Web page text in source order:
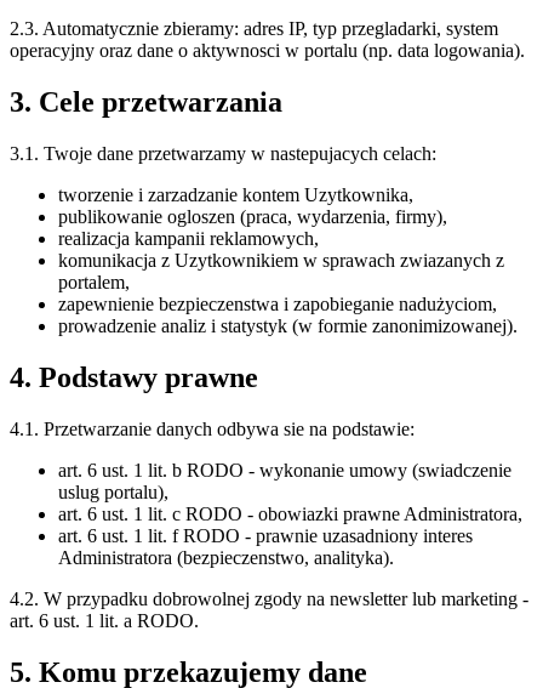
2.3. Automatycznie zbieramy: adres IP, typ przegladarki, system
operacyjny oraz dane o aktywnosci w portalu (np. data logowania).
3. Cele przetwarzania
3.1. Twoje dane przetwarzamy w nastepujacych celach:
tworzenie i zarzadzanie kontem Uzytkownika,
publikowanie ogloszen (praca, wydarzenia, firmy),
realizacja kampanii reklamowych,
komunikacja z Uzytkownikiem w sprawach zwiazanych z
portalem,
zapewnienie bezpieczenstwa i zapobieganie nadużyciom,
prowadzenie analiz i statystyk (w formie zanonimizowanej).
4. Podstawy prawne
4.1. Przetwarzanie danych odbywa sie na podstawie:
art. 6 ust. 1 lit. b RODO - wykonanie umowy (swiadczenie
uslug portalu),
art. 6 ust. 1 lit. c RODO - obowiazki prawne Administratora,
art. 6 ust. 1 lit. f RODO - prawnie uzasadniony interes
Administratora (bezpieczenstwo, analityka).
4.2. W przypadku dobrowolnej zgody na newsletter lub marketing -
art. 6 ust. 1 lit. a RODO.
5. Komu przekazujemy dane